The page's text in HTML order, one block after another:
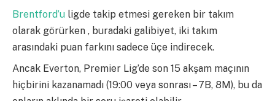
Brentford’u ligde takip etmesi gereken bir takım
olarak görürken , buradaki galibiyet, iki takım
arasındaki puan farkını sadece üçe indirecek.
Ancak Everton, Premier Lig’de son 15 akşam maçının
hiçbirini kazanamadı (19:00 veya sonrası – 7B, 8M), bu da